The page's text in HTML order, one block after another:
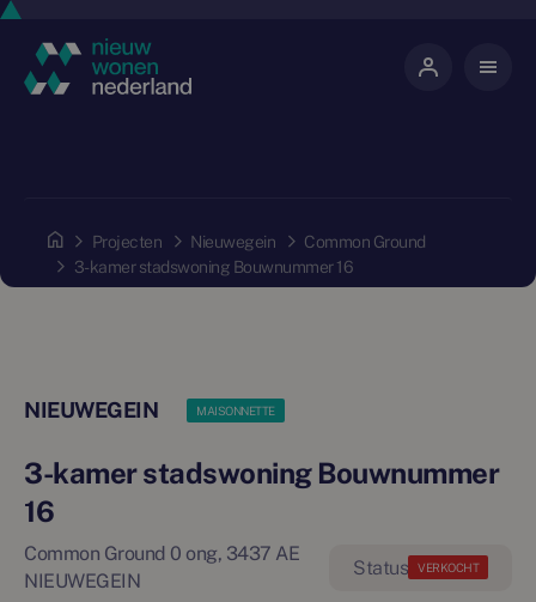
Projecten Nieuwegein
Common Ground
3-kamer stadswoning Bouwnummer 16
NIEUWEGEIN MAISONNETTE
3-kamer stadswoning Bouwnummer
16
Common Ground 0 ong, 3437 AE
NIEUWEGEIN
VERKOCHT